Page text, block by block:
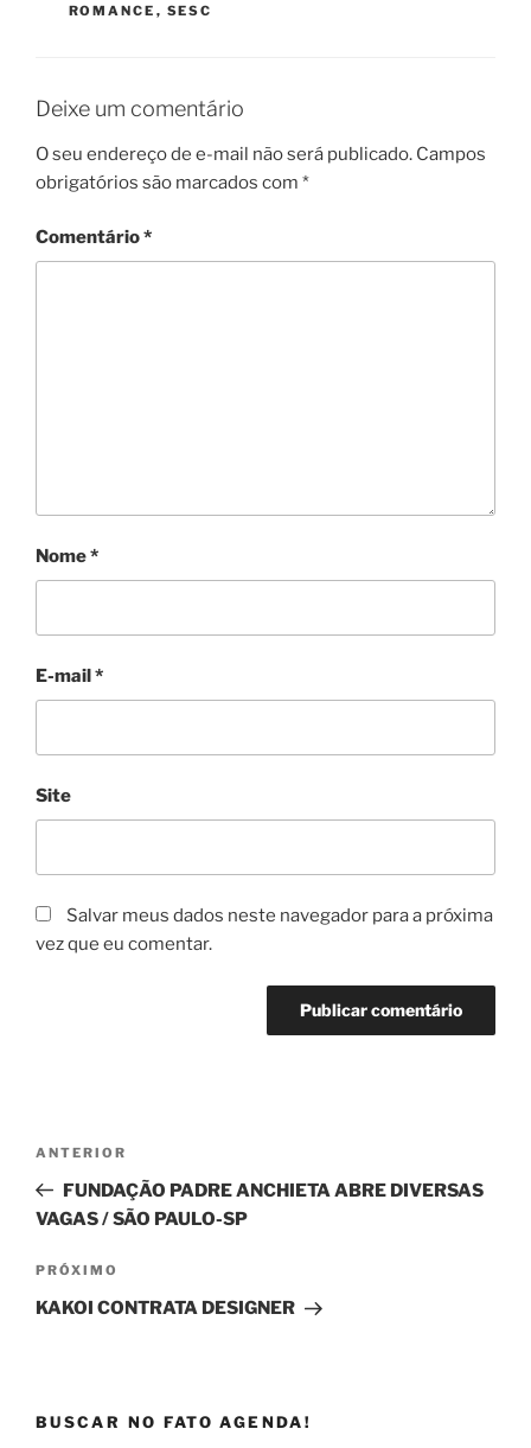
ROMANCE , SESC
Deixe um comentário
O seu endereço de e-mail não será publicado. Campos
obrigatórios são marcados com *
Comentário*
Nome*
E-mail*
Site
Salvar meus dados neste navegador para a próxima
vez que eu comentar.
Post
Post
anterior
ANTERIOR
FUNDAÇÃO PADRE ANCHIETA ABRE DIVERSAS
VAGAS / SÃO PAULO-SP
Próximo
post
PRÓXIMO
KAKOI CONTRATA DESIGNER
BUSCAR NO FATO AGENDA!